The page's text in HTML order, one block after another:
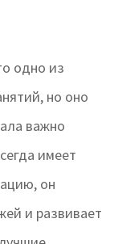
одно из
но оно
важно
имеет
он
и развивает